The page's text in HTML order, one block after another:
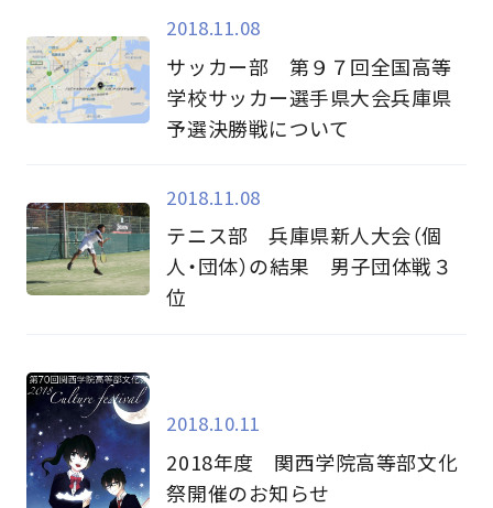
2018.11.08
サッカー部 第９７回全国高等
学校サッカー選手県大会兵庫県
予選決勝戦について
2018.11.08
テニス部 兵庫県新人大会（個
人・団体）の結果 男子団体戦３
位
2018.10.11
2018年度 関西学院高等部文化
祭開催のお知らせ